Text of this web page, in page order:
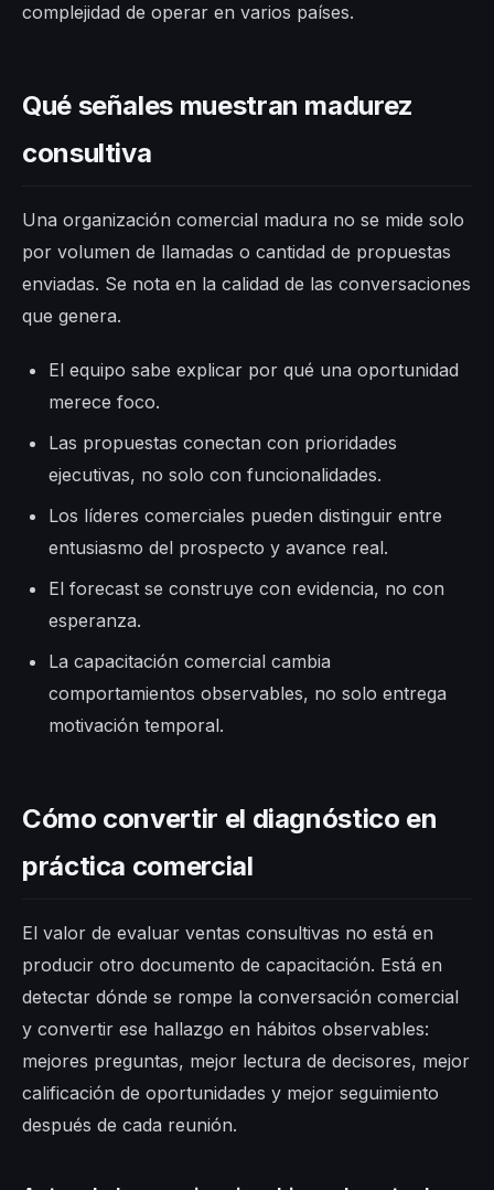
complejidad de operar en varios países.
Qué señales muestran madurez
consultiva
Una organización comercial madura no se mide solo
por volumen de llamadas o cantidad de propuestas
enviadas. Se nota en la calidad de las conversaciones
que genera.
El equipo sabe explicar por qué una oportunidad
merece foco.
Las propuestas conectan con prioridades
ejecutivas, no solo con funcionalidades.
Los líderes comerciales pueden distinguir entre
entusiasmo del prospecto y avance real.
El forecast se construye con evidencia, no con
esperanza.
La capacitación comercial cambia
comportamientos observables, no solo entrega
motivación temporal.
Cómo convertir el diagnóstico en
práctica comercial
El valor de evaluar ventas consultivas no está en
producir otro documento de capacitación. Está en
detectar dónde se rompe la conversación comercial
y convertir ese hallazgo en hábitos observables:
mejores preguntas, mejor lectura de decisores, mejor
calificación de oportunidades y mejor seguimiento
después de cada reunión.